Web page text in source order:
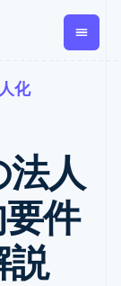
金管
三者
の入
化
人
件
説